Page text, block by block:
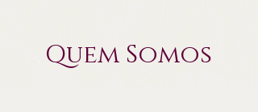
Quem Somos